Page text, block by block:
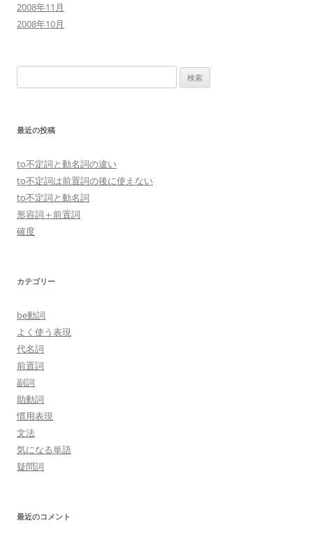
2008年11月
2008年10月
索:
最近の投稿
to不定詞と動名詞の違い
to不定詞は前置詞の後に使えない
to不定詞と動名詞
形容詞＋前置詞
確度
カテゴリー
be動詞
よく使う表現
代名詞
前置詞
副詞
助動詞
慣用表現
文法
気になる単語
疑問詞
最近のコメント